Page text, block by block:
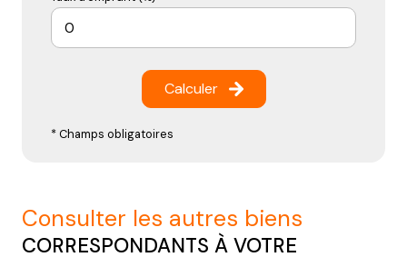
Calculer
* Champs obligatoires
consulter les autres biens
CORRESPONDANTS À VOTRE